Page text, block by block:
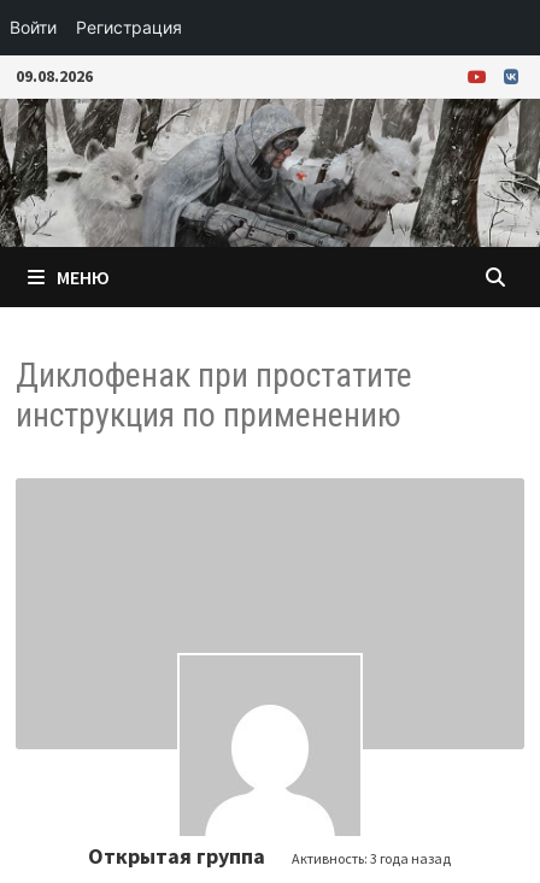
Войти Регистрация
Перейти
к
содержимому
09.08.2026
МЕНЮ
Диклофенак при простатите
инструкция по применению
Открытая группа Активность:3 года назад